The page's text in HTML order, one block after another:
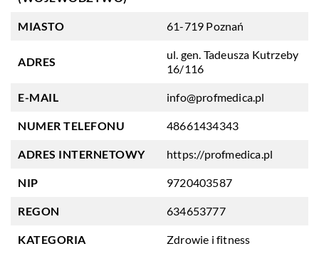
MIASTO 61-719 Poznań
ADRES
ul. gen. Tadeusza Kutrzeby
16/116
E-MAIL info@profmedica.pl
NUMER TELEFONU 48661434343
ADRES INTERNETOWY https://profmedica.pl
NIP 9720403587
REGON 634653777
KATEGORIA Zdrowie i fitness